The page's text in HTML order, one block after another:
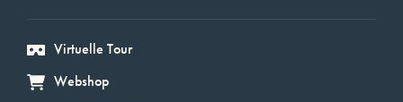
Virtuelle Tour
Webshop